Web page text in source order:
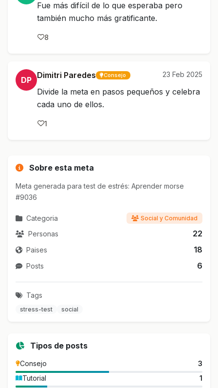
Fue más difícil de lo que esperaba pero
también mucho más gratificante.
8
DP Dimitri Paredes Consejo 23 Feb 2025
Divide la meta en pasos pequeños y celebra
cada uno de ellos.
1
Sobre esta meta
Meta generada para test de estrés: Aprender morse
#9036
Categoria Social y Comunidad
Personas 22
Paises 18
Posts 6
Tags
stress-test social
Tipos de posts
Consejo
3
Tutorial
1